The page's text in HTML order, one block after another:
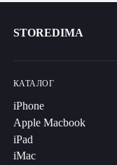
STOREDIMA
КАТАЛОГ
iPhone
Apple Macbook
iPad
iMac